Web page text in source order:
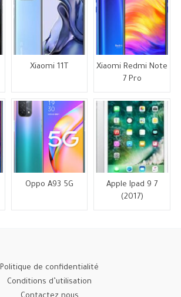
Xiaomi 11T
Xiaomi Redmi Note
7 Pro
Oppo A93 5G
Apple Ipad 9 7
(2017)
Politique de confidentialité
Conditions d’utilisation